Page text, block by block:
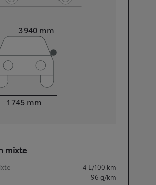
3 940 mm
1 745 mm
mixte
4 L/100 km
96 g/km